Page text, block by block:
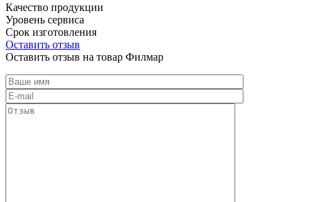
Качество продукции
Уровень сервиса
Срок изготовления
Оставить отзыв
Оставить отзыв на товар Филмар